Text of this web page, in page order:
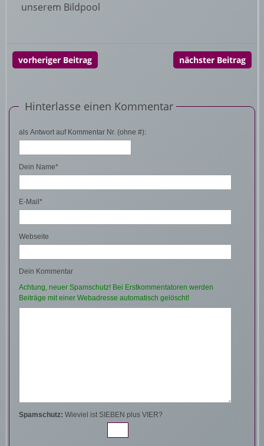
unserem Bildpool
vorheriger Beitrag nächster Beitrag
Hinterlasse einen Kommentar
als Antwort auf Kommentar Nr. (ohne #):
Dein Name*
E-Mail*
Webseite
Dein Kommentar
Achtung, neuer Spamschutz! Bei Erstkommentatoren werden
Beiträge mit einer Webadresse automatisch gelöscht!
Spamschutz: Wieviel ist SIEBEN plus VIER?